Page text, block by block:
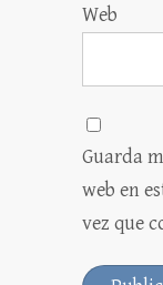
Web
Guarda
web en
vez que